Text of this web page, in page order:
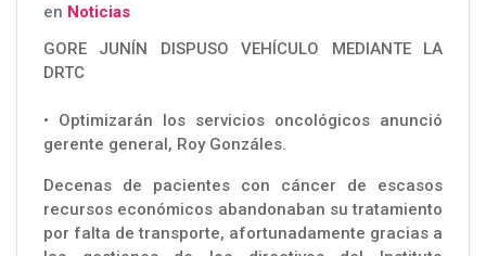
en Noticias
GORE JUNÍN DISPUSO VEHÍCULO MEDIANTE LA
DRTC
• Optimizarán los servicios oncológicos anunció
gerente general, Roy Gonzáles.
Decenas de pacientes con cáncer de escasos
recursos económicos abandonaban su tratamiento
por falta de transporte, afortunadamente gracias a